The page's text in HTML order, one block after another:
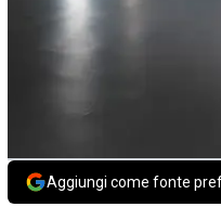
Aggiungi come fonte